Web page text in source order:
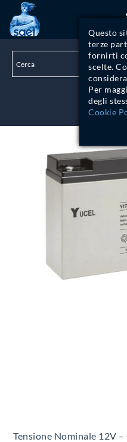
Questo
terze
fornirti
scelte.
Per
degli
Cookie
Tensione Nominale 12V